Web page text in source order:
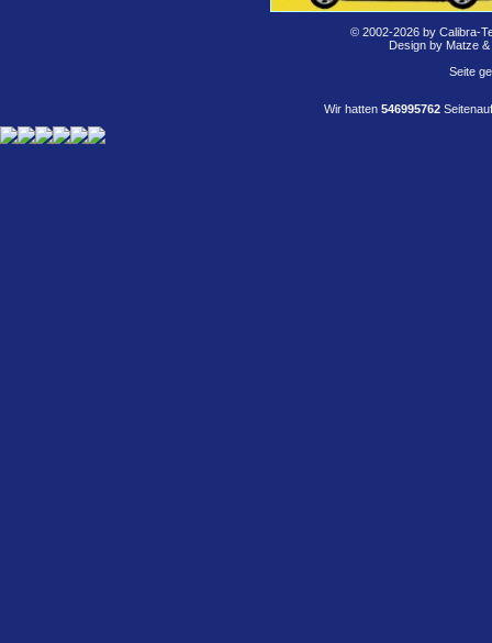
© 2002-2026 by Calibra-
Design by Matze
Seite
Wir hatten 546995762